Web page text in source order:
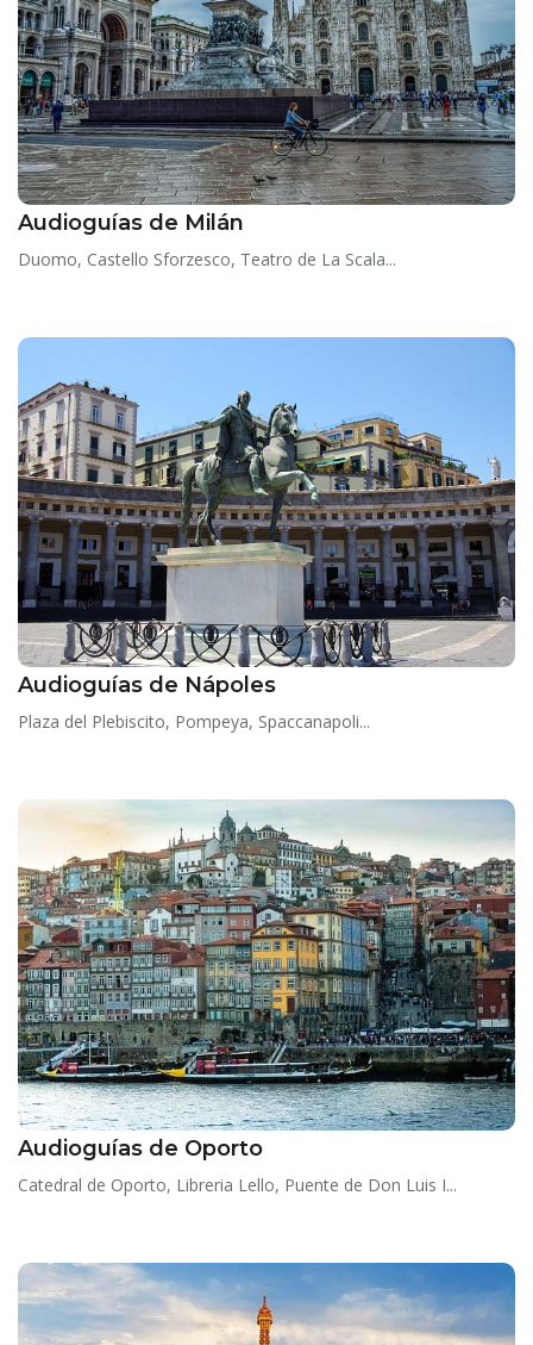
Audioguías de Milán
Duomo, Castello Sforzesco, Teatro de La Scala...
Audioguías de Nápoles
Plaza del Plebiscito, Pompeya, Spaccanapoli...
Audioguías de Oporto
Catedral de Oporto, Libreria Lello, Puente de Don Luis I...